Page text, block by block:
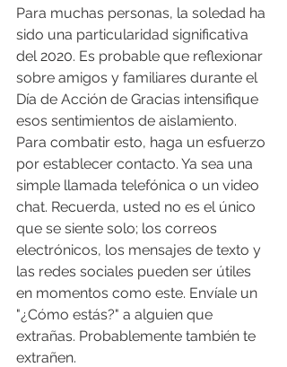
Para muchas personas, la soledad ha
sido una particularidad significativa
del 2020. Es probable que reflexionar
sobre amigos y familiares durante el
Día de Acción de Gracias intensifique
esos sentimientos de aislamiento.
Para combatir esto, haga un esfuerzo
por establecer contacto. Ya sea una
simple llamada telefónica o un video
chat. Recuerda, usted no es el único
que se siente solo; los correos
electrónicos, los mensajes de texto y
las redes sociales pueden ser útiles
en momentos como este. Envíale un
"¿Cómo estás?" a alguien que
extrañas. Probablemente también te
extrañen.